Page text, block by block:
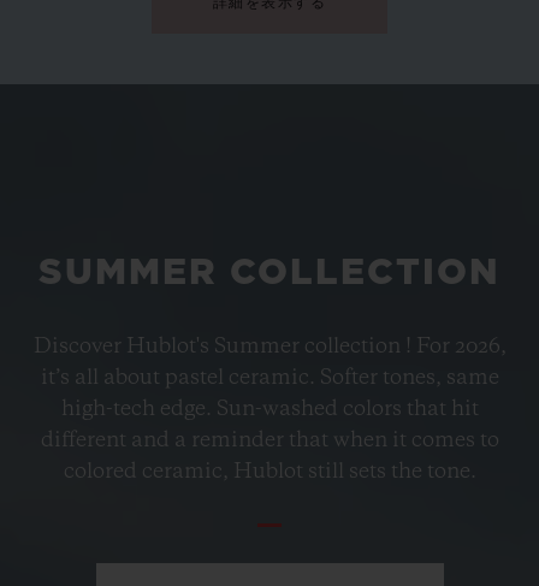
ペトロ―ルブルーセラミック
33 MM
EUR 15,200 •
SUMMER COLLECTION
Discover Hublot's Summer collection ! For 2026,
it’s all about pastel ceramic. Softer tones, same
high-tech edge. Sun-washed colors that hit
different and a reminder that when it comes to
colored ceramic, Hublot still sets the tone.